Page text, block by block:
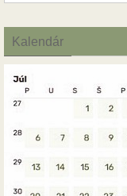
Kalendár